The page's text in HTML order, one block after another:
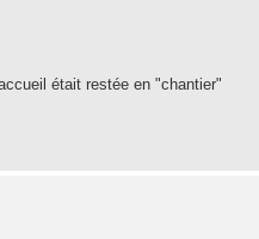
était restée en "chantier"